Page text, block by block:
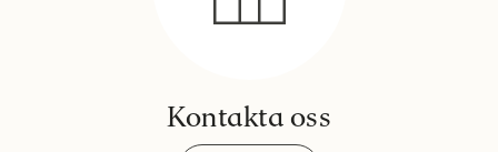
Kontakta oss